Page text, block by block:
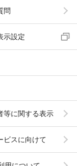
問
示設定
等に関する表示
ビスに向けて